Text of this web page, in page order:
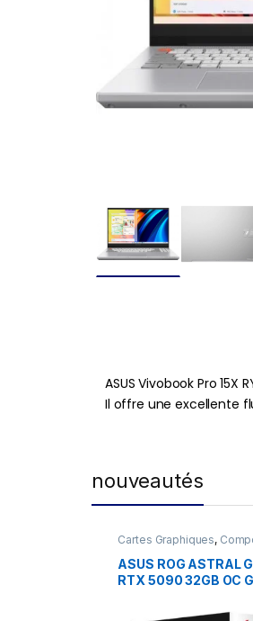
ASUS Vivobook Pro
Il offre une excellente
nouveautés
Cartes Graphiques,
NVIDIA
ASUS ROG ASTRAL
RTX 5090 32GB OC